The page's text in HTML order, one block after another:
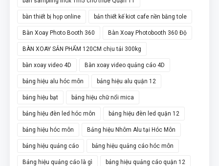
bàn thiết bị họp online bản thiết kế kiot cafe nền bằng tole
Bàn Xoay Photo Booth 360 Bàn Xoay Photobooth 360 Độ
BÀN XOAY SẢN PHẨM 120CM chịu tải 300kg
bàn xoay video 4D Bàn xoay video quảng cáo 4D
bảng hiệu alu hóc môn bảng hiệu alu quận 12
bảng hiệu bạt bảng hiệu chữ nổi mica
bảng hiệu đèn led hóc môn bảng hiệu đèn led quận 12
bảng hiệu hóc môn Bảng hiệu Nhôm Alu tại Hóc Môn
bảng hiệu quảng cáo bảng hiệu quảng cáo hóc môn
Bảng hiệu quảng cáo là gì bảng hiệu quảng cáo quận 12